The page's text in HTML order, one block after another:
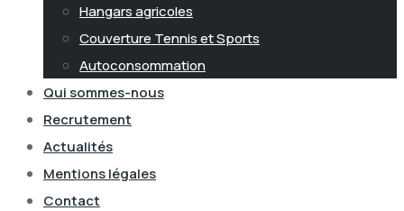
Hangars agricoles
Couverture Tennis et Sports
Autoconsommation
Qui sommes-nous
Recrutement
Actualités
Mentions légales
Contact